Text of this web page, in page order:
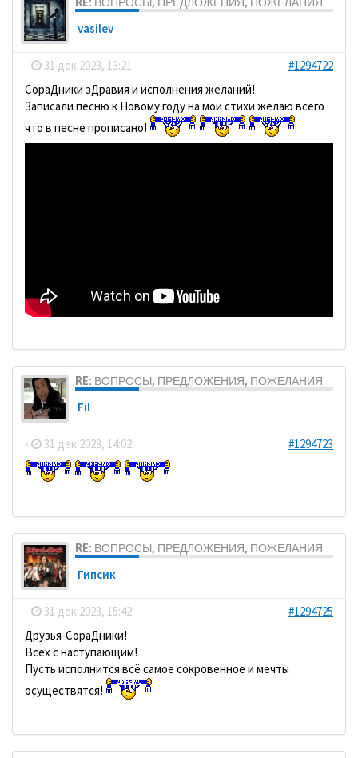
vasilev
- 31 дек 2023, 13:21
#1294722
СораДники зДравия и исполнения желаний!
Записали песню к Новому году на мои стихи желаю всего
что в песне прописано!
RE: ВОПРОСЫ, ПРЕДЛОЖЕНИЯ, ПОЖЕЛАНИЯ
Fil
- 31 дек 2023, 14:02 #1294723
RE: ВОПРОСЫ, ПРЕДЛОЖЕНИЯ, ПОЖЕЛАНИЯ
Гипсик
- 31 дек 2023, 15:42
#1294725
Друзья-СораДники!
Всех с наступающим!
Пусть исполнится всё самое сокровенное и мечты
осуществятся!